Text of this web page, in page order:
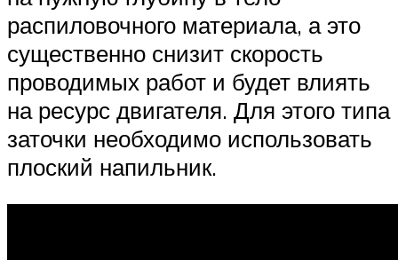
распиловочного материала, а это
существенно снизит скорость
проводимых работ и будет влиять
на ресурс двигателя. Для этого типа
заточки необходимо использовать
плоский напильник.